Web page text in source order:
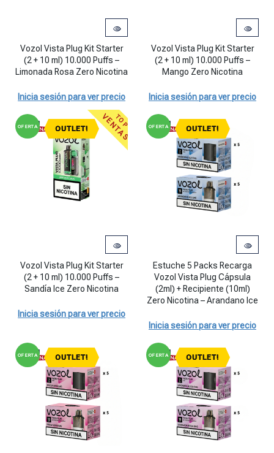
Vozol Vista Plug Kit Starter (2 + 10 ml) 10.000 Puffs - Limonada
Vozol Vista Plug Kit Starter
(2 + 10 ml) 10.000 Puffs –
Limonada Rosa Zero Nicotina
Inicia sesión para ver precio
Vozol Vista Plug Kit Starter (2 +
Vozol Vista Plug Kit Starter
(2 + 10 ml) 10.000 Puffs –
Mango Zero Nicotina
Inicia sesión para ver precio
OUTLET!
OFERTA TOP
VENTAS
Vozol Vista Plug Kit Starter (2 + 10 ml) 10.000 Puffs - Sandía Ice
Vozol Vista Plug Kit Starter
(2 + 10 ml) 10.000 Puffs –
Sandía Ice Zero Nicotina
Inicia sesión para ver precio
OUTLET!
OFERTA
Estuche 5 Packs Recarga
Estuche 5 Packs Recarga
Vozol Vista Plug Cápsula
(2ml) + Recipiente (10ml)
Zero Nicotina – Arandano Ice
Inicia sesión para ver precio
OUTLET!
OFERTA OUTLET!
OFERTA